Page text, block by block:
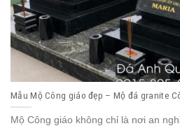
Mẫu Mộ Công giáo đẹp – Mộ đá granite
Mộ Công giáo không chỉ là nơi an